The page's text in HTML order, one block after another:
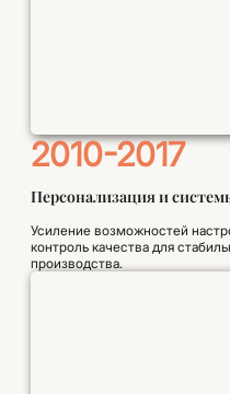
2010-2017
Персонализация и
Усиление возможностей
контроль качества для
производства.